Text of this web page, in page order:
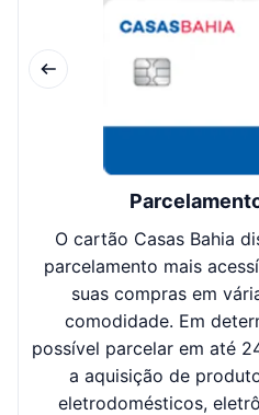
O cartão Casas Bahia
parcelamento mais
suas compras em
comodidade. Em
possível parcelar em até
a aquisição de
eletrodomésticos,